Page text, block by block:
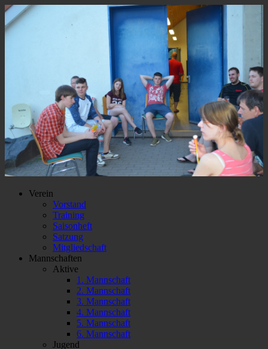
Verein
Vorstand
Training
Saisonheft
Satzung
Mitgliedschaft
Mannschaften
Aktive
1. Mannschaft
2. Mannschaft
3. Mannschaft
4. Mannschaft
5. Mannschaft
6. Mannschaft
Jugend